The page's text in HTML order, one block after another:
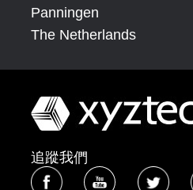
Panningen
The Netherlands
追蹤我們